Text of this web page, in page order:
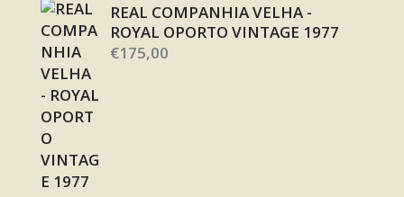
REAL COMPANHIA VELHA -
ROYAL OPORTO VINTAGE 1977
€175,00